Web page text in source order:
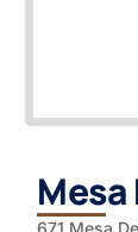
671 Mesa